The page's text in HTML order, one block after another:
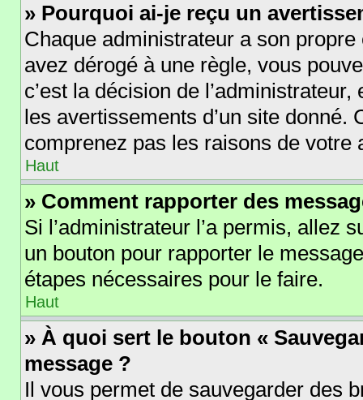
» Pourquoi ai-je reçu un
Chaque administrateur a son
avez dérogé à une règle, vous
c’est la décision de
les avertissements d’un site donné.
comprenez pas les raisons de votre
Haut
» Comment rapporter des
Si l’administrateur l’a permis, allez
un bouton pour rapporter le
étapes nécessaires pour le faire.
Haut
» À quoi sert le bouton «
message ?
Il vous permet de sauvegarder des